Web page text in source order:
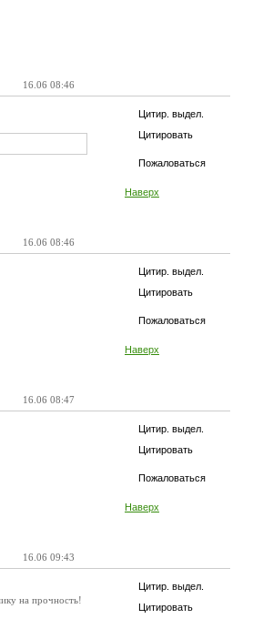
16.06 08:46
Цитир. выдел.
Цитировать
Пожаловаться
Наверх
16.06 08:46
Цитир. выдел.
Цитировать
Пожаловаться
Наверх
16.06 08:47
Цитир. выдел.
Цитировать
Пожаловаться
Наверх
16.06 09:43
Цитир. выдел.
Цитировать
на прочность!